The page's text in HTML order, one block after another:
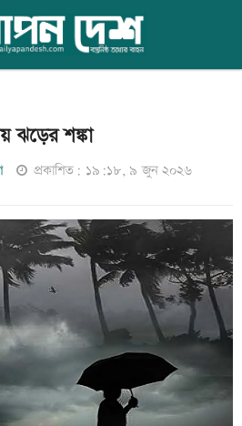
ঝড়ের শঙ্কা
প্রকাশিত: ১৯:১৮, ৯ জুন ২০২৬